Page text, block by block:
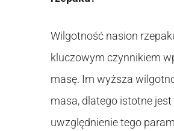
Wilgotność nasion
kluczowym czynnikiem
masę. Im wyższa
masa, dlatego istotne
uwzględnienie tego